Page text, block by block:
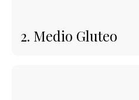
2. Medio Gluteo